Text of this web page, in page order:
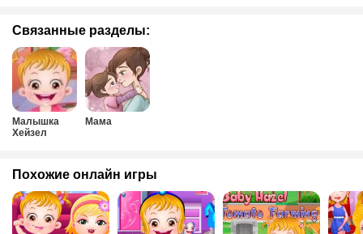
Связанные разделы:
Малышка
Хейзел
Мама
Похожие онлайн игры